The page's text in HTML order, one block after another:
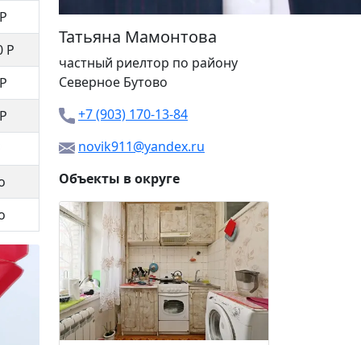
Р
Татьяна Мамонтова
частный риелтор по району
Северное Бутово
+7 (903) 170-13-84
novik911@yandex.ru
Объекты в округе